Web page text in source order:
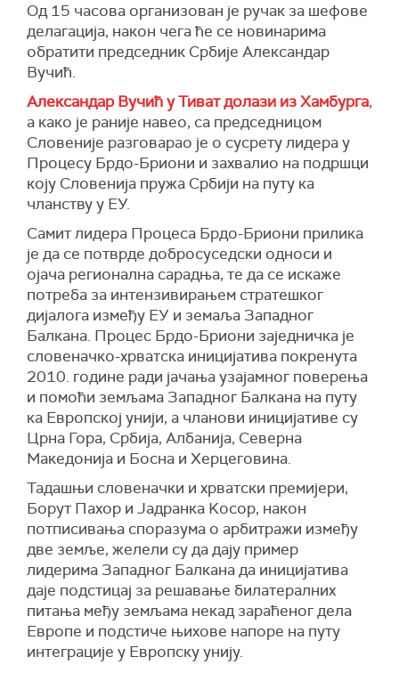
Од 15 часова организован је ручак за шефове
делагација, након чега ће се новинарима
обратити председник Србије Александар
Вучић.
Александар Вучић у Тиват долази из Хамбурга,
а како је раније навео, са председницом
Словеније разговарао је о сусрету лидера у
Процесу Брдо-Бриони и захвалио на подршци
коју Словенија пружа Србији на путу ка
чланству у ЕУ.
Самит лидера Процеса Брдо-Бриони прилика
је да се потврде добросуседски односи и
ојача регионална сарадња, те да се искаже
потреба за интензивирањем стратешког
дијалога између ЕУ и земаља Западног
Балкана. Процес Брдо-Бриони заједничка је
словеначко-хрватска иницијатива покренута
2010. године ради јачања узајамног поверења
и помоћи земљама Западног Балкана на путу
ка Европској унији, а чланови иницијативе су
Црна Гора, Србија, Албанија, Северна
Македонија и Босна и Херцеговина.
Тадашњи словеначки и хрватски премијери,
Борут Пахор и Јадранка Kосор, након
потписивања споразума о арбитражи између
две земље, желели су да дају пример
лидерима Западног Балкана да иницијатива
даје подстицај за решавање билатералних
питања међу земљама некад зараћеног дела
Европе и подстиче њихове напоре на путу
интеграције у Европску унију.